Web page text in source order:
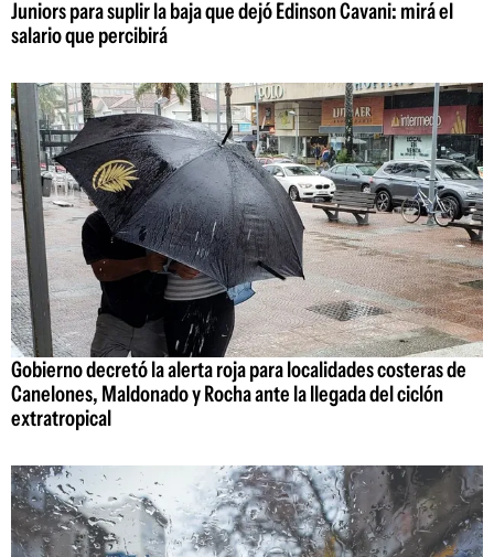
Juniors para suplir la baja que dejó Edinson Cavani: mirá el
salario que percibirá
Gobierno decretó la alerta roja para localidades costeras de
Canelones, Maldonado y Rocha ante la llegada del ciclón
extratropical